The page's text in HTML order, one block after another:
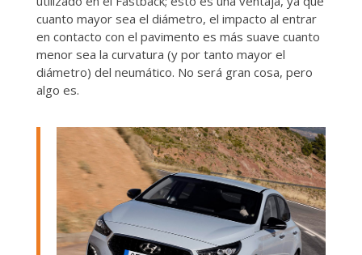
cuanto mayor sea el diámetro, el impacto al entrar
en contacto con el pavimento es más suave cuanto
menor sea la curvatura (y por tanto mayor el
diámetro) del neumático. No será gran cosa, pero
algo es.